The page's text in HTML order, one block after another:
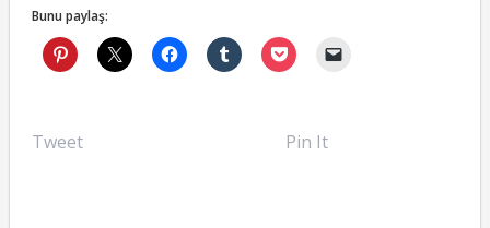
Bunu paylaş:
Tweet Pin It